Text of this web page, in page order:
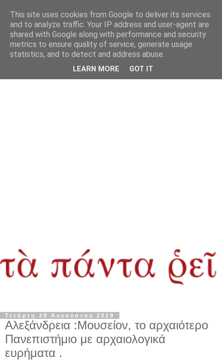
Τετάρτη 28 Αυγούστου 2019
Αλεξάνδρεια :Μουσείον, το αρχαιότερο
Πανεπιστήμιο με αρχαιολογικά
ευρήματα .
This site uses cookies from Google to deliver its services
and to analyze traffic. Your IP address and user-agent are
shared with Google along with performance and security
metrics to ensure quality of service, generate usage
statistics, and to detect and address abuse.
LEARN MORE GOT IT